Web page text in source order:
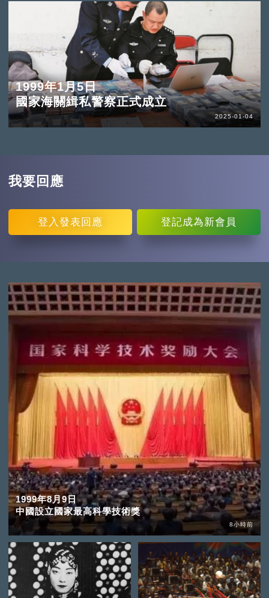
1999年1月5日
國家海關緝私警察正式成立
2025-01-04
我要回應
登入 發表回應 登記成為新會員
1999年8月9日
中國設立國家最高科學技術獎
8小時前